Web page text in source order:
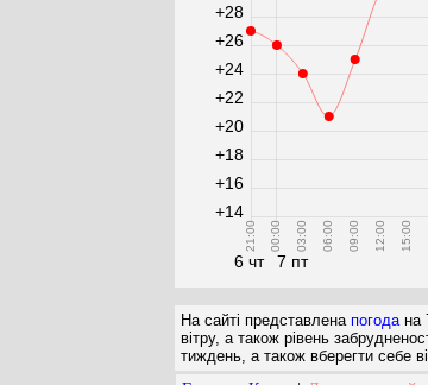
6 чт
21:00
7 пт
00:00 03:00 06:00 09:00 12:00 15:00
+14
+16
+18
+20
+22
+24
+26
+28
На сайті представлена погода на
вітру, а також рівень
тиждень, а також вберегти себе